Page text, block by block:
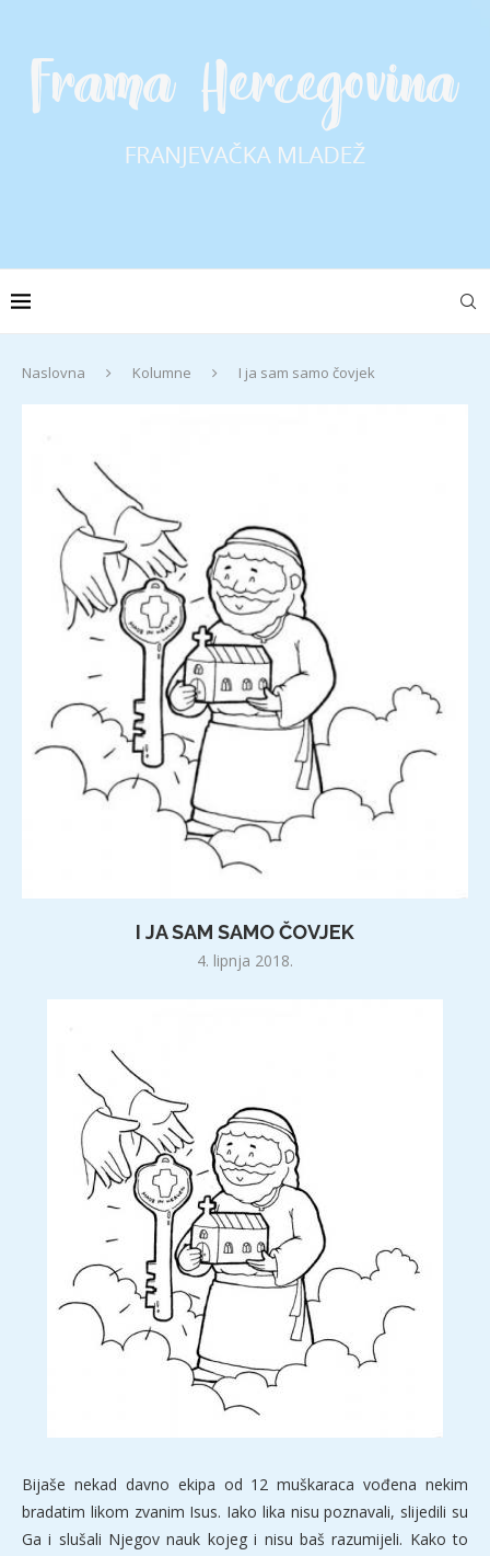
Naslovna Kolumne I ja sam samo čovjek
I JA SAM SAMO ČOVJEK
4. lipnja 2018.
Bijaše nekad davno ekipa od 12 muškaraca vođena nekim
bradatim likom zvanim Isus. Iako lika nisu poznavali, slijedili su
Ga i slušali Njegov nauk kojeg i nisu baš razumijeli. Kako to